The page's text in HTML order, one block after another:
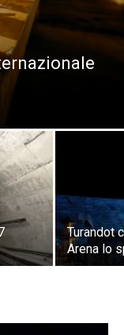
Turandot
Arena lo